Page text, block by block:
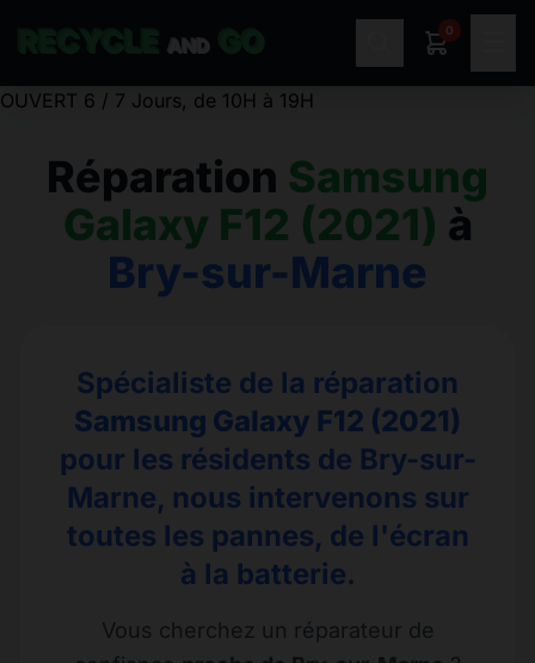
AND
0
OUVERT 6 / 7 Jours, de 10H à 19H
Réparation Samsung
Galaxy F12 (2021) à
Bry-sur-Marne
Spécialiste de la réparation
Samsung Galaxy F12 (2021)
pour les résidents de Bry-sur-
Marne, nous intervenons sur
toutes les pannes, de l'écran
à la batterie.
Vous cherchez un réparateur de